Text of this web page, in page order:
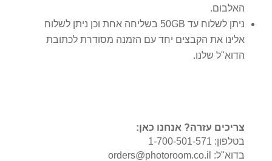
האלבום.
ניתן לשלוח עד 50GB בשליחה אחת וכן ניתן לשלוח
אלינו את הקבצים יחד עם הזמנה מסודרת לכתובת
הדוא"ל שלנו.
צריכים עזרה? אנחנו כאן:
בטלפון: 1-700-501-571
בדוא"ל: orders@photoroom.co.il